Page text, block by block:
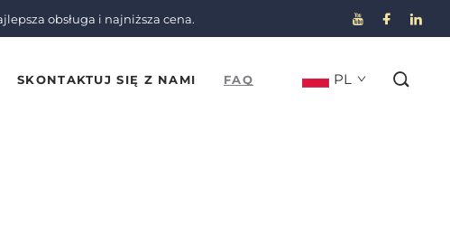
obsługa i najniższa cena.
SKONTAKTUJ SIĘ Z NAMI FAQ PL